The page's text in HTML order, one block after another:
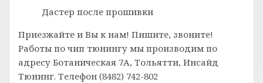
Дастер после прошивки
Приезжайте и Вы к нам! Пишите, звоните!
Работы по чип тюнингу мы производим по
адресу Ботаническая 7А, Тольятти, Инсайд
Тюнинг. Телефон (8482) 742-802